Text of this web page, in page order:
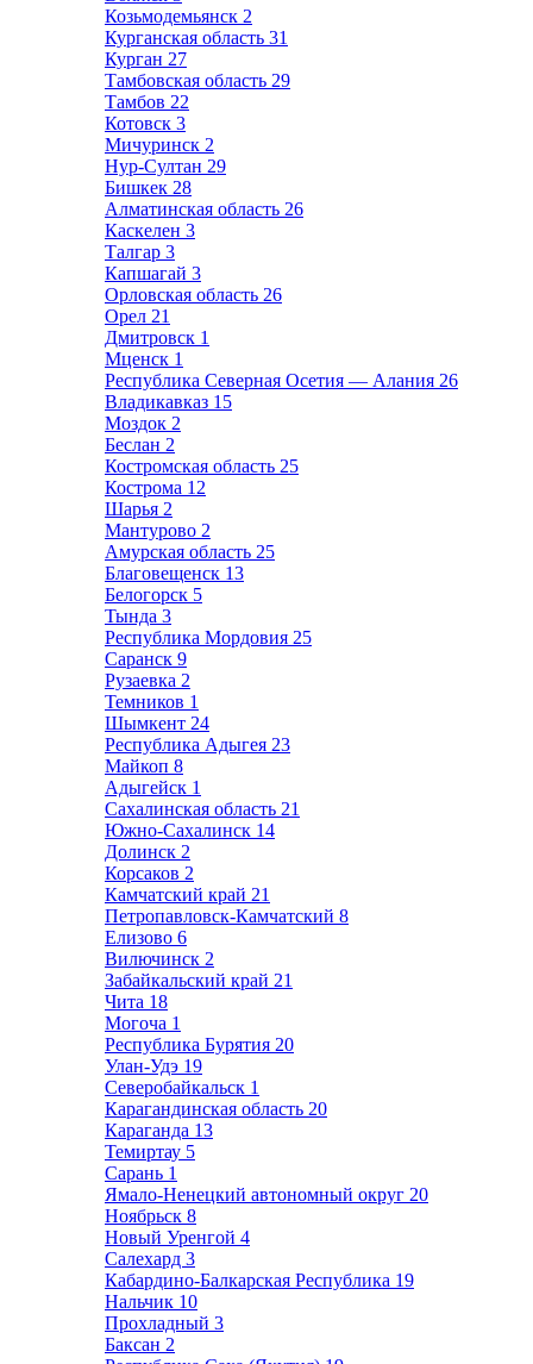
Козьмодемьянск 2
Курганская область 31
Курган 27
Тамбовская область 29
Тамбов 22
Котовск 3
Мичуринск 2
Нур-Султан 29
Бишкек 28
Алматинская область 26
Каскелен 3
Талгар 3
Капшагай 3
Орловская область 26
Орел 21
Дмитровск 1
Мценск 1
Республика Северная Осетия — Алания 26
Владикавказ 15
Моздок 2
Беслан 2
Костромская область 25
Кострома 12
Шарья 2
Мантурово 2
Амурская область 25
Благовещенск 13
Белогорск 5
Тында 3
Республика Мордовия 25
Саранск 9
Рузаевка 2
Темников 1
Шымкент 24
Республика Адыгея 23
Майкоп 8
Адыгейск 1
Сахалинская область 21
Южно-Сахалинск 14
Долинск 2
Корсаков 2
Камчатский край 21
Петропавловск-Камчатский 8
Елизово 6
Вилючинск 2
Забайкальский край 21
Чита 18
Могоча 1
Республика Бурятия 20
Улан-Удэ 19
Северобайкальск 1
Карагандинская область 20
Караганда 13
Темиртау 5
Сарань 1
Ямало-Ненецкий автономный округ 20
Ноябрьск 8
Новый Уренгой 4
Салехард 3
Кабардино-Балкарская Республика 19
Нальчик 10
Прохладный 3
Баксан 2